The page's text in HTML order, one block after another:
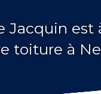
Jacquin est
toiture à